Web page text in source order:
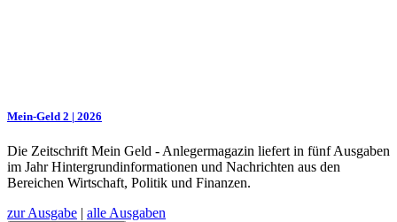
Mein-Geld 2 | 2026
Die Zeitschrift Mein Geld - Anlegermagazin liefert in fünf Ausgaben
im Jahr Hintergrundinformationen und Nachrichten aus den
Bereichen Wirtschaft, Politik und Finanzen.
zur Ausgabe | alle Ausgaben